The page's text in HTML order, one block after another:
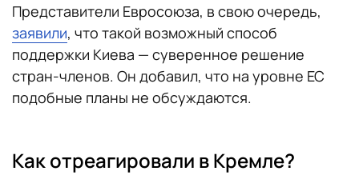
Представители Евросоюза, в свою очередь,
заявили, что такой возможный способ
поддержки Киева — суверенное решение
стран-членов. Он добавил, что на уровне ЕС
подобные планы не обсуждаются.
Как отреагировали в Кремле?